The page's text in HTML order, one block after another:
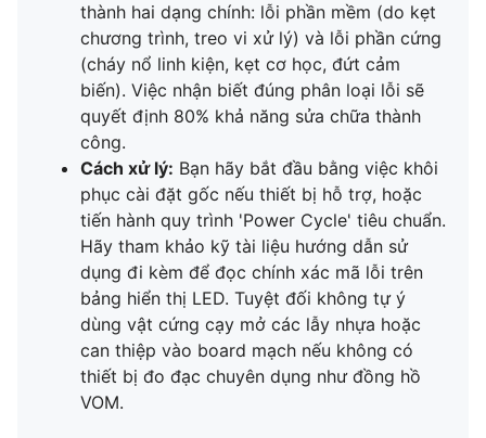
thành hai dạng chính: lỗi phần mềm (do kẹt
chương trình, treo vi xử lý) và lỗi phần cứng
(cháy nổ linh kiện, kẹt cơ học, đứt cảm
biến). Việc nhận biết đúng phân loại lỗi sẽ
quyết định 80% khả năng sửa chữa thành
công.
Cách xử lý: Bạn hãy bắt đầu bằng việc khôi
phục cài đặt gốc nếu thiết bị hỗ trợ, hoặc
tiến hành quy trình 'Power Cycle' tiêu chuẩn.
Hãy tham khảo kỹ tài liệu hướng dẫn sử
dụng đi kèm để đọc chính xác mã lỗi trên
bảng hiển thị LED. Tuyệt đối không tự ý
dùng vật cứng cạy mở các lẫy nhựa hoặc
can thiệp vào board mạch nếu không có
thiết bị đo đạc chuyên dụng như đồng hồ
VOM.